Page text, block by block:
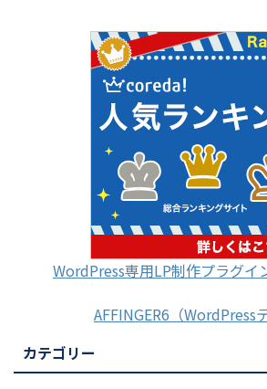
WordPress専用LP制作プラグイ
AFFINGER6（WordPress
カテゴリー